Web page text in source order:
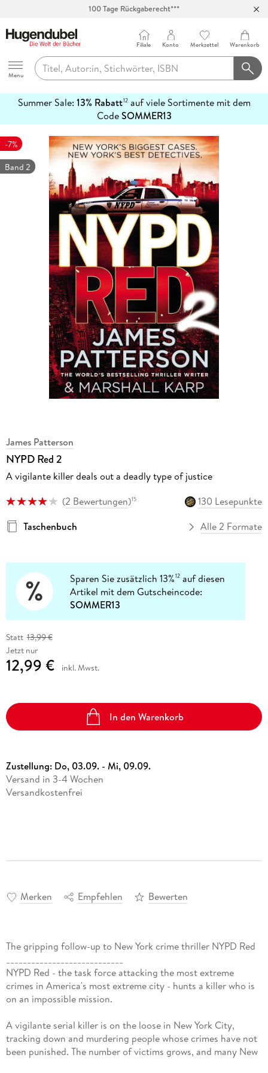
Hugendubel
Menu
Filiale Konto Merkzettel Warenkorb
Summer Sale: 13% Rabatt12auf viele Sortimente mit dem
CodeSOMMER13
erfahren
-7%
Band 2
James Patterson
NYPD Red 2
A vigilante killer deals out a deadly type of justice
(2 Bewertungen)15
130 Lesepunkte
Taschenbuch
Alle 2 Formate
Sparen Sie zusätzlich 13%12 auf diesen
Artikel mit dem Gutscheincode:
SOMMER13
Statt 13,99 €
Jetzt nur
12,99 € inkl. Mwst.
In den Warenkorb
Zustellung: Do, 03.09. - Mi, 09.09.
Versand in 3-4 Wochen
Versandkostenfrei
Merken Empfehlen Bewerten
The gripping follow-up to New York crime thriller NYPD Red
NYPD Red - the task force attacking the most extreme
crimes in America's most extreme city - hunts a killer who is
on an impossible mission.
A vigilante serial killer is on the loose in New York City,
tracking down and murdering people whose crimes have not
been punished. The number of victims grows, and many New